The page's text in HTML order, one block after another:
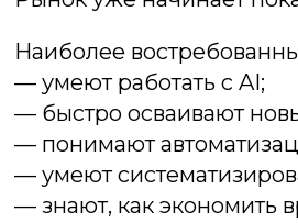
Наиболее
— умеют работать с AI;
— быстро осваивают
— понимают
— умеют
— знают, как экономить